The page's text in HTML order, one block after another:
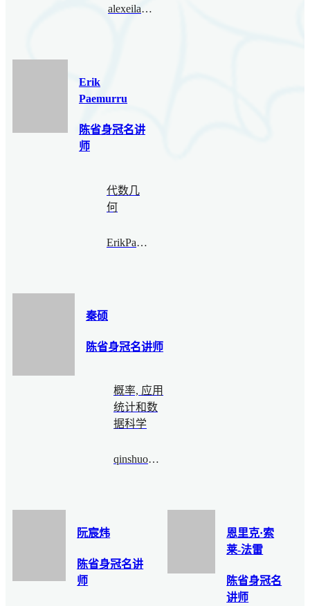
alexeilatyntsev@bimsa.cn
Erik
Paemurru
陈省身冠名讲
师
代数几
何
ErikPaemurru@bimsa.cn
秦硕
陈省身冠名讲师
概率, 应用
统计和数
据科学
qinshuo@bimsa.cn
阮宸炜
陈省身冠名讲
师
恩里克·索
莱-法雷
陈省身冠名
讲师